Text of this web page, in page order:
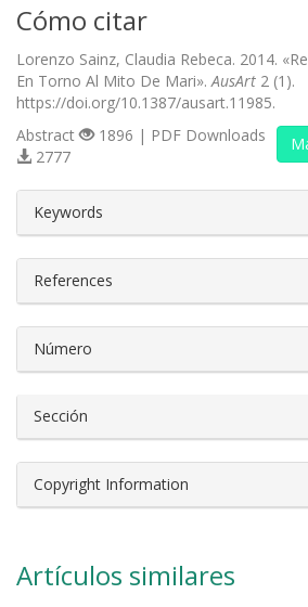
Cómo citar
Lorenzo Sainz, Claudia Rebeca. 2014.
En Torno Al Mito De Mari». AusArt 2 (1).
https://doi.org/10.1387/ausart.11985.
Abstract
1896 | PDF Downloads
2777
Keywords
References
Número
Sección
Copyright Information
Artículos similares